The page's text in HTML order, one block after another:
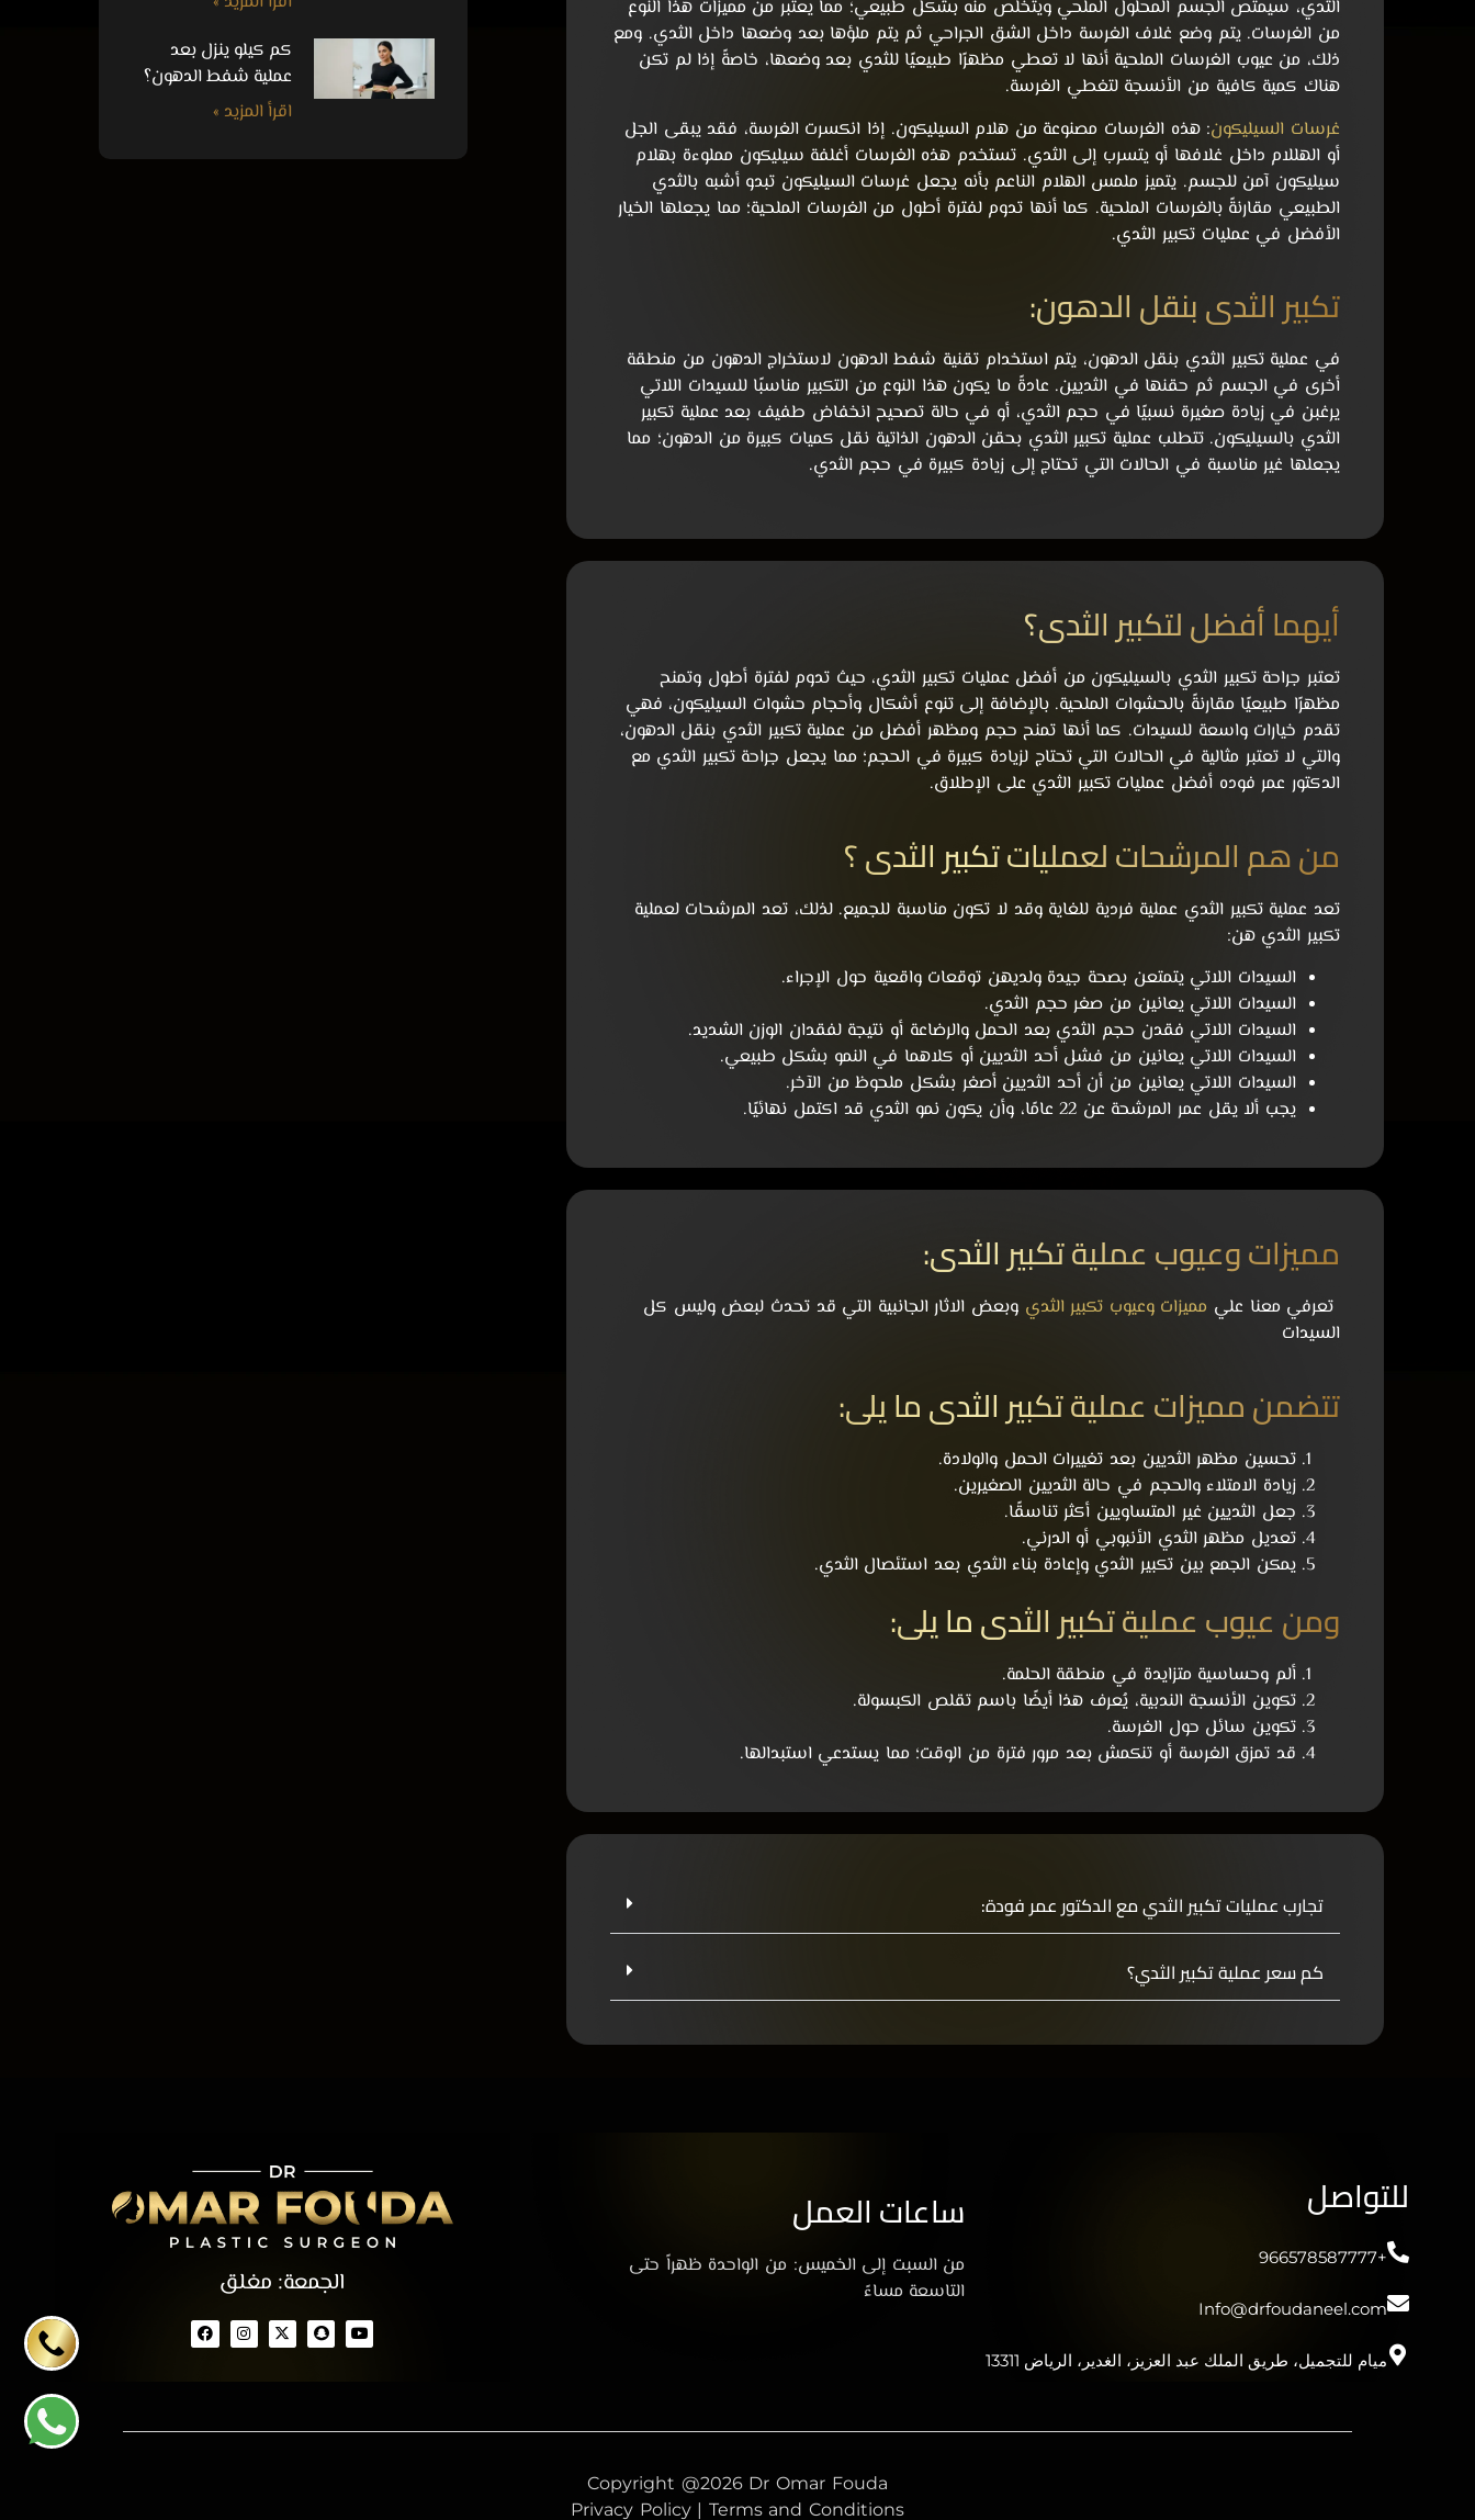
كم كيلو ينزل بعد
عملية شفط الدهون؟
اقرأ المزيد »
الثدي، سيمتص الجسم المحلول الملحي ويتخلص منه بشكل طبيعي؛ مما يعتبر من مميزات هذا النوع
من الغرسات. يتم وضع غلاف الغرسة داخل الشق الجراحي ثم يتم ملؤها بعد وضعها داخل الثدي. ومع
ذلك، من عيوب الغرسات الملحية أنها لا تعطي مظهرًا طبيعيًا للثدي بعد وضعها، خاصةً إذا لم تكن
هناك كمية كافية من الأنسجة لتغطي الغرسة.
غرسات السيليكون:هذه الغرسات مصنوعة من هلام السيليكون. إذا انكسرت الغرسة، فقد يبقى الجل
أو الهللام داخل غلافها أو يتسرب إلى الثدي. تستخدم هذه الغرسات أغلفة سيليكون مملوءة بهلام
سيليكون آمن للجسم. يتميز ملمس الهلام الناعم بأنه يجعل غرسات السيليكون تبدو أشبه بالثدي
الطبيعي مقارنةً بالغرسات الملحية. كما أنها تدوم لفترة أطول من الغرسات الملحية؛ مما يجعلها الخيار
الأفضل في عمليات تكبير الثدي.
تكبير الثدي بنقل الدهون:
في عملية تكبير الثدي بنقل الدهون، يتم استخدام تقنية شفط الدهون لاستخراج الدهون من منطقة
أخرى في الجسم ثم حقنها في الثديين. عادةً ما يكون هذا النوع من التكبير مناسبًا للسيدات اللاتي
يرغبن في زيادة صغيرة نسبيًا في حجم الثدي، أو في حالة تصحيح انخفاض طفيف بعد عملية تكبير
الثدي بالسيليكون. تتطلب عملية تكبير الثدي بحقن الدهون الذاتية نقل كميات كبيرة من الدهون؛ مما
يجعلها غير مناسبة في الحالات التي تحتاج إلى زيادة كبيرة في حجم الثدي.
أيهما أفضل لتكبير الثدي؟
تعتبر جراحة تكبير الثدي بالسيليكون من أفضل عمليات تكبير الثدي، حيث تدوم لفترة أطول وتمنح
مظهرًا طبيعيًا مقارنةً بالحشوات الملحية. بالإضافة إلى تنوع أشكال وأحجام حشوات السيليكون، فهي
تقدم خيارات واسعة للسيدات. كما أنها تمنح حجم ومظهر أفضل من عملية تكبير الثدي بنقل الدهون،
والتي لا تعتبر مثالية في الحالات التي تحتاج لزيادة كبيرة في الحجم؛ مما يجعل جراحة تكبير الثدي مع
الدكتور عمر فوده أفضل عمليات تكبير الثدي على الإطلاق.
من هم المرشحات لعمليات تكبير الثدي ؟
تعد عملية تكبير الثدي عملية فردية للغاية وقد لا تكون مناسبة للجميع. لذلك، تعد المرشحات لعملية
تكبير الثدي هن:
السيدات اللاتي يتمتعن بصحة جيدة ولديهن توقعات واقعية حول الإجراء.
السيدات اللاتي يعانين من صغر حجم الثدي.
السيدات اللاتي فقدن حجم الثدي بعد الحمل والرضاعة أو نتيجة لفقدان الوزن الشديد.
السيدات اللاتي يعانين من فشل أحد الثديين أو كلاهما في النمو بشكل طبيعي.
السيدات اللاتي يعانين من أن أحد الثديين أصغر بشكل ملحوظ من الآخر.
يجب ألا يقل عمر المرشحة عن 22 عامًا، وأن يكون نمو الثدي قد اكتمل نهائيًا.
مميزات وعيوب عملية تكبير الثدي:
تعرفي معنا علي مميزات وعيوب تكبير الثدي وبعض الاثار الجانبية التي قد تحدث لبعض وليس كل
السيدات
تتضمن مميزات عملية تكبير الثدي ما يلي:
تحسين مظهر الثديين بعد تغييرات الحمل والولادة.
زيادة الامتلاء والحجم في حالة الثديين الصغيرين.
جعل الثديين غير المتساويين أكثر تناسقًا.
تعديل مظهر الثدي الأنبوبي أو الدرني.
يمكن الجمع بين تكبير الثدي وإعادة بناء الثدي بعد استئصال الثدي.
ومن عيوب عملية تكبير الثدي ما يلي:
ألم وحساسية متزايدة في منطقة الحلمة.
تكوين الأنسجة الندبية، يُعرف هذا أيضًا باسم تقلص الكبسولة.
تكوين سائل حول الغرسة.
قد تمزق الغرسة أو تنكمش بعد مرور فترة من الوقت؛ مما يستدعي استبدالها.
تجارب عمليات تكبير الثدي مع الدكتور عمر فودة:
كم سعر عملية تكبير الثدي؟
الجمعة: مغلق
ساعات العمل
من السبت إلى الخميس: من الواحدة ظهراً حتى
التاسعة مساءً
للتواصل
+966578587777
Info@drfoudaneel.com
ميام للتجميل، طريق الملك عبد العزيز، الغدير، الرياض 13311
Copyright @2026 Dr Omar Fouda
Privacy Policy | Terms and Conditions